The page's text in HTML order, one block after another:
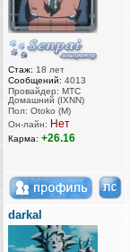
Стаж: 18 лет
Сообщений: 4013
Провайдер: МТС
Домашний (IXNN)
Пол: Otoko (M)
Он-лайн: Нет
Карма: +26.16
darkal